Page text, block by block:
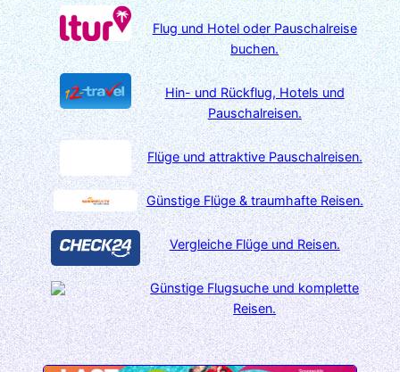
Flug und Hotel oder Pauschalreise
buchen.
Hin- und Rückflug, Hotels und
Pauschalreisen.
Flüge und attraktive Pauschalreisen.
Günstige Flüge & traumhafte Reisen.
Vergleiche Flüge und Reisen.
Günstige Flugsuche und komplette
Reisen.